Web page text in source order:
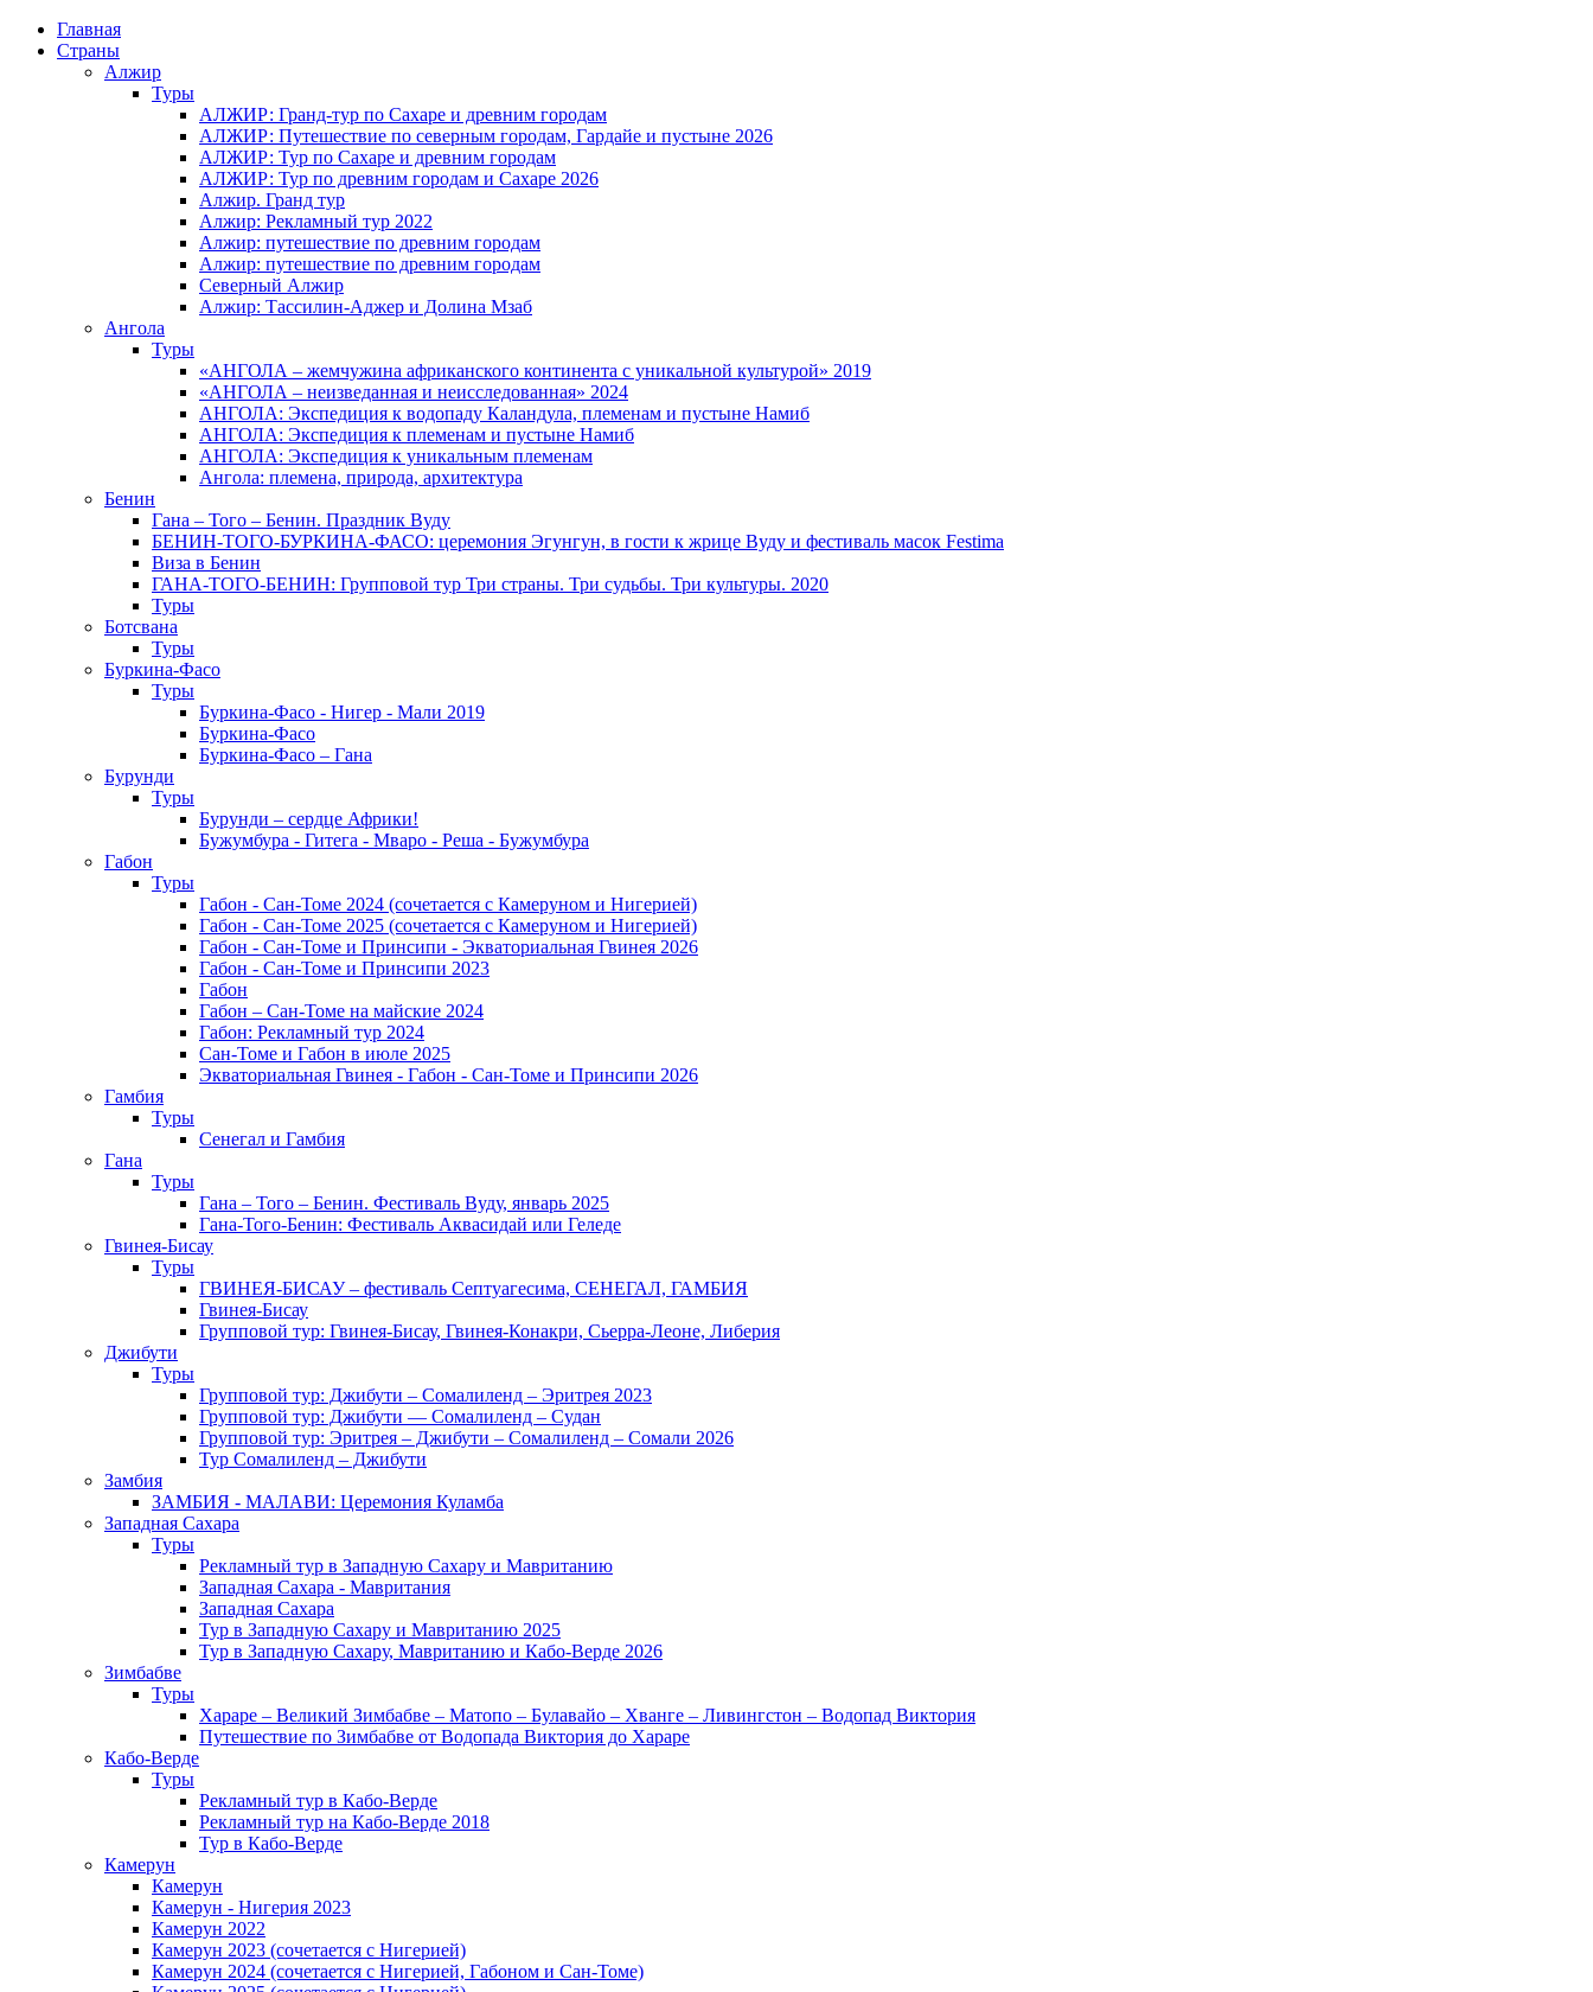
Главная
Страны
Алжир
Туры
АЛЖИР: Гранд-тур по Сахаре и древним городам
АЛЖИР: Путешествие по северным городам, Гардайе и пустыне 2026
АЛЖИР: Тур по Сахаре и древним городам
АЛЖИР: Тур по древним городам и Сахаре 2026
Алжир. Гранд тур
Алжир: Рекламный тур 2022
Алжир: путешествие по древним городам
Алжир: путешествие по древним городам
Северный Алжир
Алжир: Тассилин-Аджер и Долина Мзаб
Ангола
Туры
«АНГОЛА – жемчужина африканского континента с уникальной культурой» 2019
«АНГОЛА – неизведанная и неисследованная» 2024
АНГОЛА: Экспедиция к водопаду Каландула, племенам и пустыне Намиб
АНГОЛА: Экспедиция к племенам и пустыне Намиб
АНГОЛА: Экспедиция к уникальным племенам
Ангола: племена, природа, архитектура
Бенин
Гана – Того – Бенин. Праздник Вуду
БЕНИН-ТОГО-БУРКИНА-ФАСО: церемония Эгунгун, в гости к жрице Вуду и фестиваль масок Festima
Виза в Бенин
ГАНА-ТОГО-БЕНИН: Групповой тур Три страны. Три судьбы. Три культуры. 2020
Туры
Ботсвана
Туры
Буркина-Фасо
Туры
Буркина-Фасо - Нигер - Мали 2019
Буркина-Фасо
Буркина-Фасо – Гана
Бурунди
Туры
Бурунди – сердце Африки!
Бужумбура - Гитега - Мваро - Реша - Бужумбура
Габон
Туры
Габон - Сан-Томе 2024 (сочетается с Камеруном и Нигерией)
Габон - Сан-Томе 2025 (сочетается с Камеруном и Нигерией)
Габон - Сан-Томе и Принсипи - Экваториальная Гвинея 2026
Габон - Сан-Томе и Принсипи 2023
Габон
Габон – Сан-Томе на майские 2024
Габон: Рекламный тур 2024
Сан-Томе и Габон в июле 2025
Экваториальная Гвинея - Габон - Сан-Томе и Принсипи 2026
Гамбия
Туры
Сенегал и Гамбия
Гана
Туры
Гана – Того – Бенин. Фестиваль Вуду, январь 2025
Гана-Того-Бенин: Фестиваль Аквасидай или Геледе
Гвинея-Бисау
Туры
ГВИНЕЯ-БИСАУ – фестиваль Септуагесима, СЕНЕГАЛ, ГАМБИЯ
Гвинея-Бисау
Групповой тур: Гвинея-Бисау, Гвинея-Конакри, Сьерра-Леоне, Либерия
Джибути
Туры
Групповой тур: Джибути – Cомалиленд – Эритрея 2023
Групповой тур: Джибути — Сомалиленд – Судан
Групповой тур: Эритрея – Джибути – Сомалиленд – Сомали 2026
Тур Cомалиленд – Джибути
Замбия
ЗАМБИЯ - МАЛАВИ: Церемония Куламба
Западная Сахара
Туры
Рекламный тур в Западную Сахару и Мавританию
Западная Сахара - Мавритания
Западная Сахара
Тур в Западную Сахару и Мавританию 2025
Тур в Западную Сахару, Мавританию и Кабо-Верде 2026
Зимбабве
Туры
Хараре – Великий Зимбабве – Матопо – Булавайо – Хванге – Ливингстон – Водопад Виктория
Путешествие по Зимбабве от Водопада Виктория до Хараре
Кабо-Верде
Туры
Рекламный тур в Кабо-Верде
Рекламный тур на Кабо-Верде 2018
Тур в Кабо-Верде
Камерун
Камерун
Камерун - Нигерия 2023
Камерун 2022
Камерун 2023 (сочетается с Нигерией)
Камерун 2024 (сочетается с Нигерией, Габоном и Сан-Томе)